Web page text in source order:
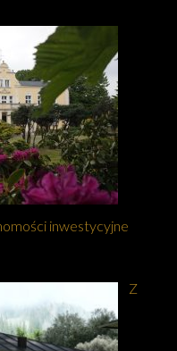
inwestycyjne
Z